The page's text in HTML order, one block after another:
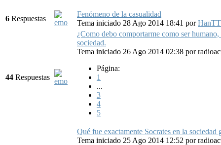
6 Respuestas
Fenómeno de la casualidad
Tema iniciado 28 Ago 2014 18:41 porHanTT
44 Respuestas
¿Como debo comportarme como ser
sociedad.
Tema iniciado 26 Ago 2014 02:38 por
Página:
1
...
3
4
5
Qué fue exactamente Socrates en la sociedad
Tema iniciado 25 Ago 2014 12:52 por